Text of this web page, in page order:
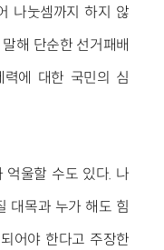
나눗셈까지 하지 않
해 단순한 선거패배
에 대한 국민의 심
억울할 수도 있다. 나
대목과 누가 해도 힘
어야 한다고 주장한